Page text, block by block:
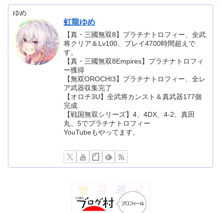
ゆめ
虹龍ゆめ
【真・三國無双8】プラチナトロフィー、全武
将クリア＆Lv100、プレイ4700時間超えで
す。
【真・三國無双8Empires】プラチナトロフィ
ー獲得
【無双OROCHI3】プラチナトロフィー、全レ
ア武器収集完了
【オロチ3U】全武将カンスト＆真武器177個
完成
【戦国無双シリーズ】4、4DX、4-2、真田
丸、5でプラチナトロフィー
YouTubeもやってます。